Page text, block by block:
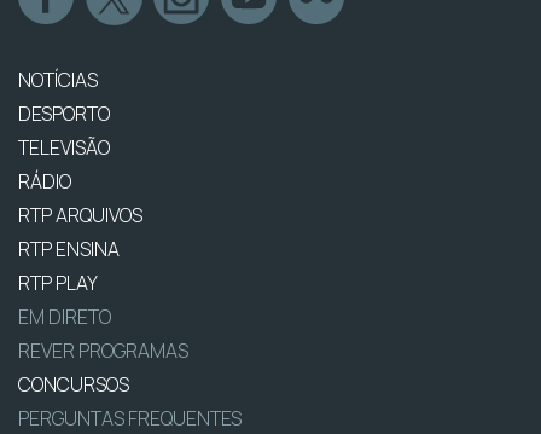
NOTÍCIAS
DESPORTO
TELEVISÃO
RÁDIO
RTP ARQUIVOS
RTP ENSINA
RTP PLAY
EM DIRETO
REVER PROGRAMAS
CONCURSOS
PERGUNTAS FREQUENTES